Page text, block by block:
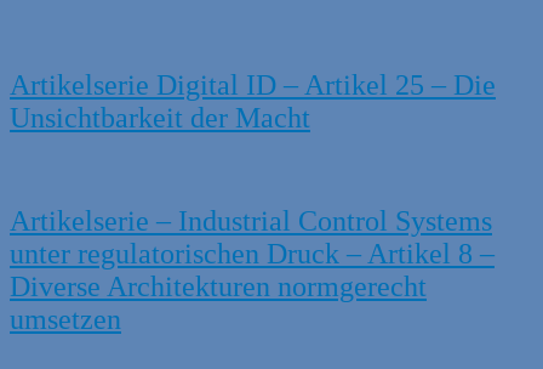
Artikelserie Digital ID – Artikel 25 – Die
Unsichtbarkeit der Macht
Artikelserie – Industrial Control Systems
unter regulatorischen Druck – Artikel 8 –
Diverse Architekturen normgerecht
umsetzen